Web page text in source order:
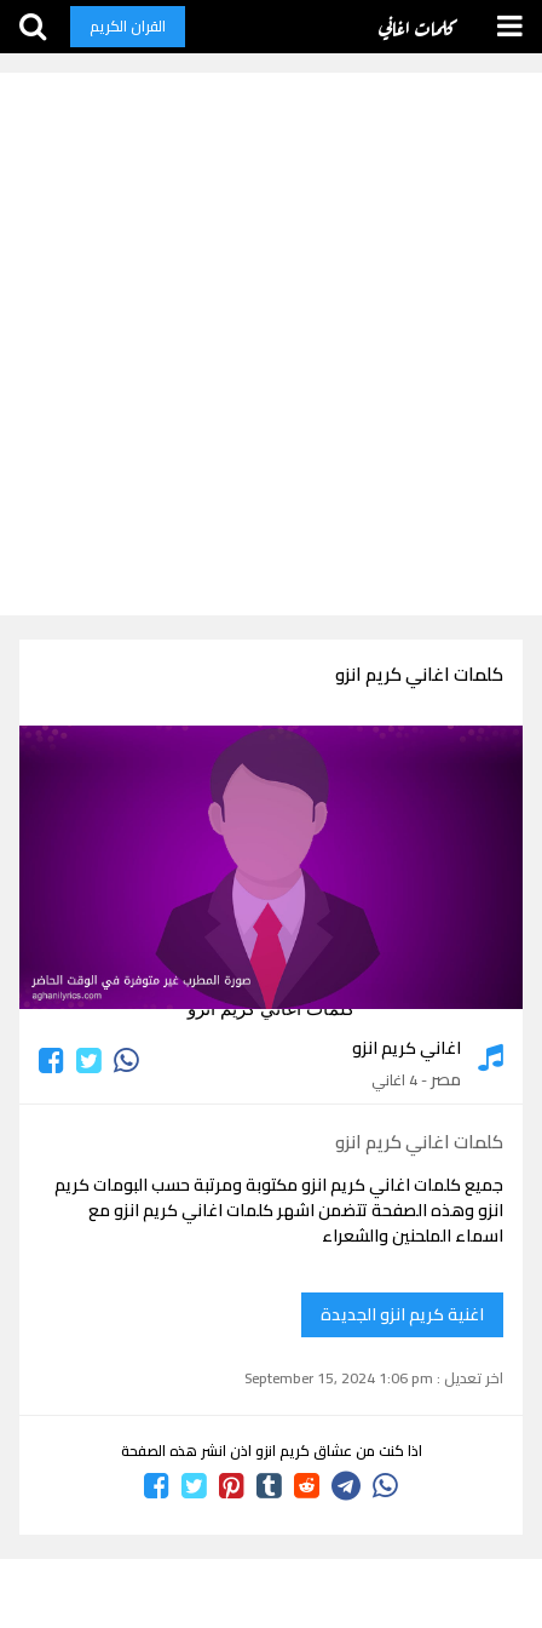
كلمات اغاني القران الكريم
كلمات اغاني كريم انزو
كلمات اغاني كريم انزو
اغاني كريم انزو
مصر- 4 اغاني
كلمات اغاني كريم انزو
جميع كلمات اغاني كريم انزو مكتوبة ومرتبة حسب البومات كريم
انزو وهذه الصفحة تتضمن اشهر كلمات اغاني كريم انزو مع
اسماء الملحنين والشعراء
اغنية كريم انزو الجديدة
اخر تعديل : September 15, 2024 1:06 pm
اذا كنت من عشاق كريم انزو اذن انشر هذه الصفحة